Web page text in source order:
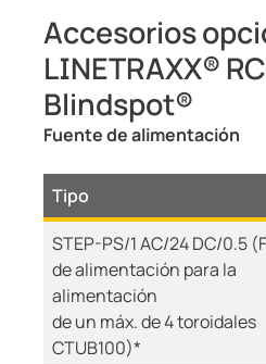
Accesorios
LINETRAXX®
Blindspot®
Fuente de alimentación
Tipo
STEP-PS/1 AC/24 DC/0.5
de alimentación para la
alimentación
de un máx. de 4 toroidales
CTUB100)*